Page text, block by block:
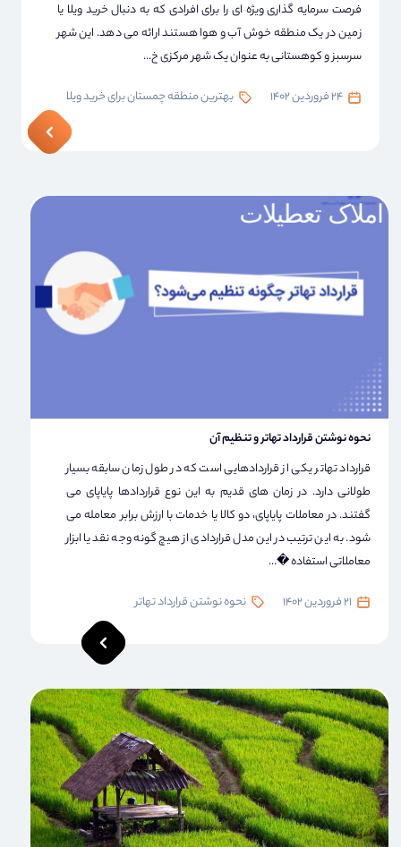
فرصت سرمایه گذاری ویژه ای را برای افرادی که به دنبال خرید ویلا یا
زمین در یک منطقه خوش آب و هوا هستند ارائه می دهد. این شهر
سرسبز و کوهستانی به عنوان یک شهر مرکزی خ...
24 فروردین 1402 بهترین منطقه چمستان برای خرید ویلا
نحوه نوشتن قرارداد تهاتر و تنظیم آن
قرارداد تهاتر یکی از قراردادهایی است که در طول زمان سابقه بسیار
طولانی دارد. در زمان های قدیم به این نوع قراردادها پایاپای می
گفتند. در معاملات پایاپای، دو کالا یا خدمات با ارزش برابر معامله می
شود. به این ترتیب در این مدل قراردادی از هیچ گونه وجه نقد یا ابزار
معاملاتی استفاده �...
21 فروردین 1402 نحوه نوشتن قرارداد تهاتر